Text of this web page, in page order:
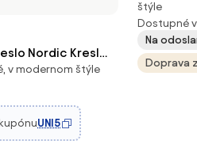
Nordic Kreslo
rúk,
61x78x76 cm
v modernom štýle
UNI5
štýle
Dostupné
Na
Doprava